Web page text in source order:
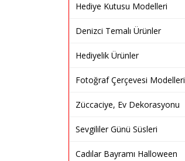
Hediye Kutusu Modelleri
Denizci Temalı Ürünler
Hediyelik Ürünler
Fotoğraf Çerçevesi Modelleri
Züccaciye, Ev Dekorasyonu
Sevgililer Günü Süsleri
Cadılar Bayramı Halloween